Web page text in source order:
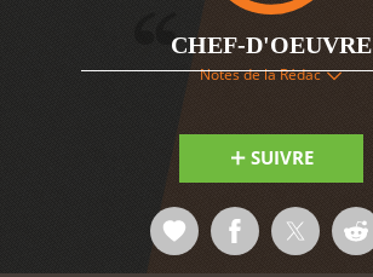
CHEF-D'OEUVRE
Notes de la Rédac
SUIVRE